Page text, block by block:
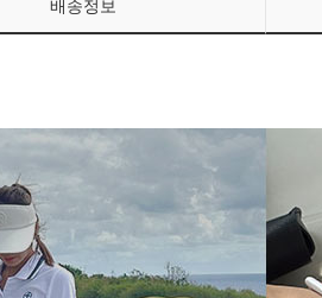
배송정보